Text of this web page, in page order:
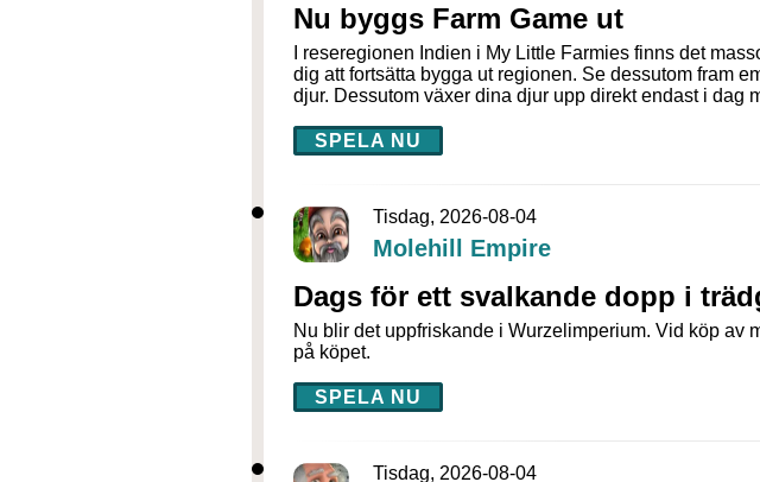
Nu byggs Farm Game ut
I reseregionen Indien i My Little Farmies finns det
dig att fortsätta bygga ut regionen. Se dessutom fram
djur. Dessutom växer dina djur upp direkt endast i dag
SPELA NU
Tisdag, 2026-08-04
Molehill Empire
Dags för ett svalkande dopp i
Nu blir det uppfriskande i Wurzelimperium. Vid köp av
på köpet.
SPELA NU
Tisdag, 2026-08-04